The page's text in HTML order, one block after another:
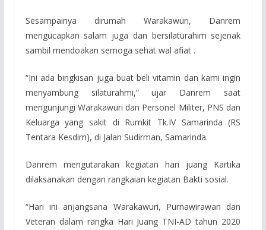
Sesampainya dirumah Warakawuri, Danrem
mengucapkan salam juga dan bersilaturahim sejenak
sambil mendoakan semoga sehat wal afiat .
“Ini ada bingkisan juga buat beli vitamin dan kami ingin
menyambung silaturahmi,” ujar Danrem saat
mengunjungi Warakawuri dan Personel Militer, PNS dan
Keluarga yang sakit di Rumkit Tk.IV Samarinda (RS
Tentara Kesdim), di Jalan Sudirman, Samarinda.
Danrem mengutarakan kegiatan hari juang Kartika
dilaksanakan dengan rangkaian kegiatan Bakti sosial.
“Hari ini anjangsana Warakawuri, Purnawirawan dan
Veteran dalam rangka Hari Juang TNI-AD tahun 2020